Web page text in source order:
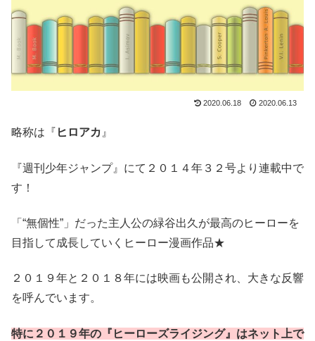
2020.06.18 2020.06.13
略称は『 ヒロアカ 』
『週刊少年ジャンプ』にて２０１４年３２号より連載中で
す！
「“無個性”」だった主人公の緑谷出久が最高のヒーローを
目指して成長していくヒーロー漫画作品★
２０１９年と２０１８年には映画も公開され、大きな反響
を呼んでいます。
特に２０１９年の『ヒーローズライジング』はネット上で